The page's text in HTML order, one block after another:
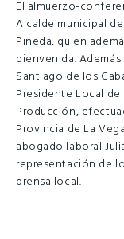
El almuerzo-
Alcalde municipal
Pineda, quien
bienvenida.
Santiago de los
Presidente Local de
Producción,
Provincia de La
abogado laboral
representación de
prensa local.